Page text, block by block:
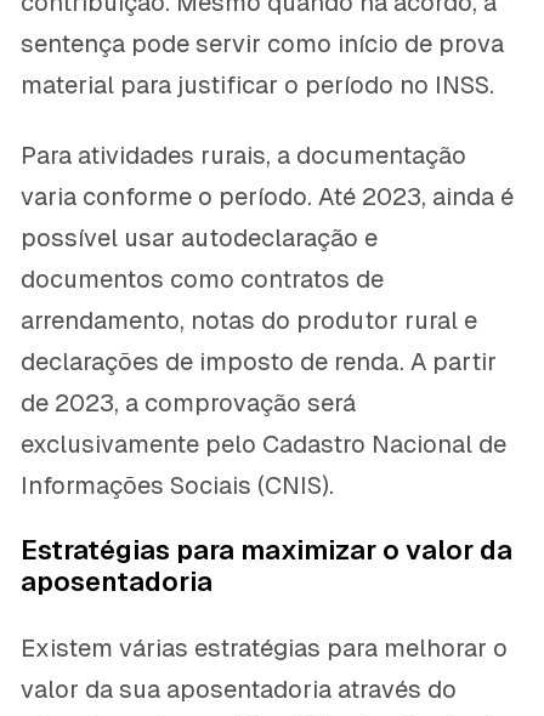
sentença pode servir como início de prova
material para justificar o período no INSS.
Para atividades rurais, a documentação
varia conforme o período. Até 2023, ainda é
possível usar autodeclaração e
documentos como contratos de
arrendamento, notas do produtor rural e
declarações de imposto de renda. A partir
de 2023, a comprovação será
exclusivamente pelo Cadastro Nacional de
Informações Sociais (CNIS).
Estratégias para maximizar o valor da
aposentadoria
Existem várias estratégias para melhorar o
valor da sua aposentadoria através do